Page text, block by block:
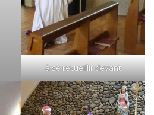
à se recueillir devant